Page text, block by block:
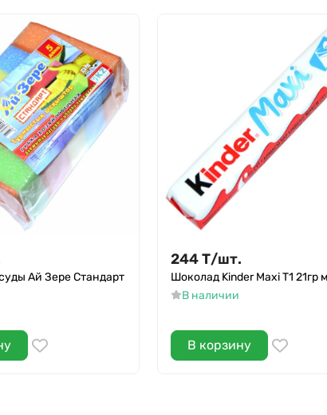
Ай Зере Стандарт
244Т/шт.
Шоколад Kinder Maxi Т1 21гр
В наличии
В корзину